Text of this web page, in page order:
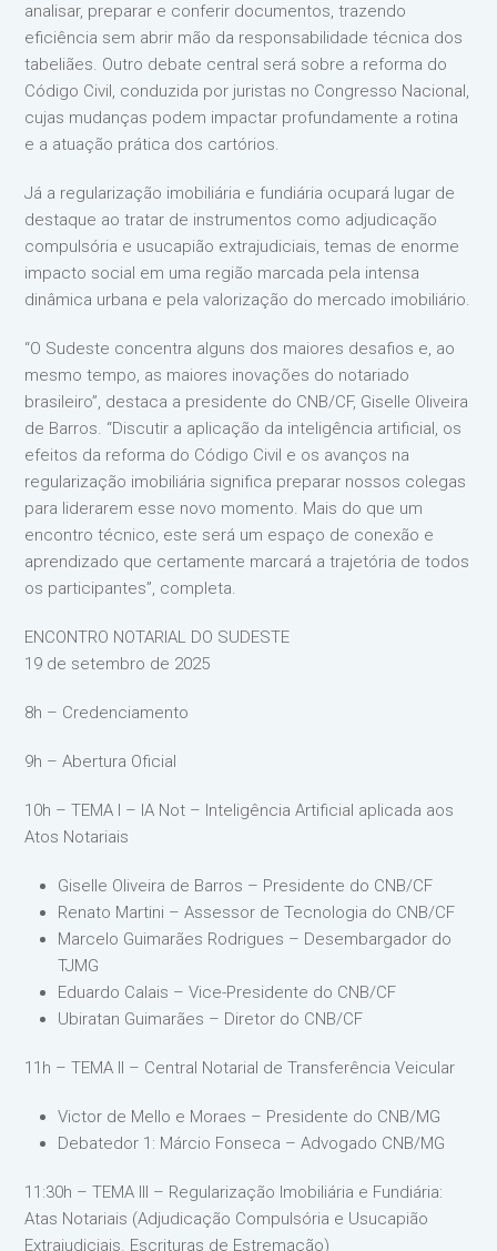
analisar, preparar e conferir documentos, trazendo
eficiência sem abrir mão da responsabilidade técnica dos
tabeliães. Outro debate central será sobre a reforma do
Código Civil, conduzida por juristas no Congresso Nacional,
cujas mudanças podem impactar profundamente a rotina
e a atuação prática dos cartórios.
Já a regularização imobiliária e fundiária ocupará lugar de
destaque ao tratar de instrumentos como adjudicação
compulsória e usucapião extrajudiciais, temas de enorme
impacto social em uma região marcada pela intensa
dinâmica urbana e pela valorização do mercado imobiliário.
“O Sudeste concentra alguns dos maiores desafios e, ao
mesmo tempo, as maiores inovações do notariado
brasileiro”, destaca a presidente do CNB/CF, Giselle Oliveira
de Barros. “Discutir a aplicação da inteligência artificial, os
efeitos da reforma do Código Civil e os avanços na
regularização imobiliária significa preparar nossos colegas
para liderarem esse novo momento. Mais do que um
encontro técnico, este será um espaço de conexão e
aprendizado que certamente marcará a trajetória de todos
os participantes”, completa.
ENCONTRO NOTARIAL DO SUDESTE
19 de setembro de 2025
8h – Credenciamento
9h – Abertura Oficial
10h – TEMA I – IA Not – Inteligência Artificial aplicada aos
Atos Notariais
Giselle Oliveira de Barros – Presidente do CNB/CF
Renato Martini – Assessor de Tecnologia do CNB/CF
Marcelo Guimarães Rodrigues – Desembargador do
TJMG
Eduardo Calais – Vice-Presidente do CNB/CF
Ubiratan Guimarães – Diretor do CNB/CF
11h – TEMA II – Central Notarial de Transferência Veicular
Victor de Mello e Moraes – Presidente do CNB/MG
Debatedor 1: Márcio Fonseca – Advogado CNB/MG
11:30h – TEMA III – Regularização Imobiliária e Fundiária:
Atas Notariais (Adjudicação Compulsória e Usucapião
Extrajudiciais. Escrituras de Estremação)